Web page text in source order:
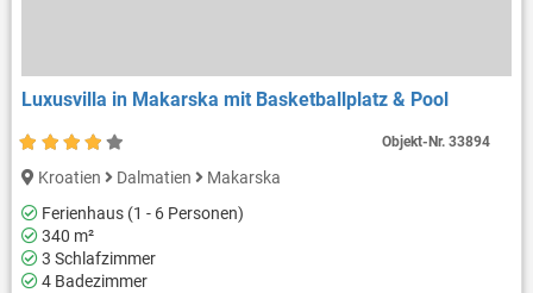
Luxusvilla in Makarska mit Basketballplatz & Pool
Kroatien Dalmatien
Makarska
Ferienhaus (1 - 6 Personen)
340 m²
3 Schlafzimmer
4 Badezimmer
Objekt-Nr.33894